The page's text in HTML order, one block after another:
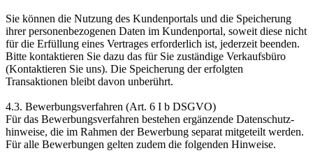
Sie können die Nutzung des Kundenportals und die Speicherung
ihrer personen­bezogenen Daten im Kundenportal, soweit diese nicht
für die Erfüllung eines Vertrages erforderlich ist, jederzeit beenden.
Bitte kontaktieren Sie dazu das für Sie zuständige Verkaufsbüro
(Kontaktieren Sie uns). Die Speicherung der erfolgten
Transaktionen bleibt davon unberührt.
4.3. Bewerbungsverfahren (Art. 6 I b DSGVO)
Für das Bewerbungsverfahren bestehen ergänzende Datenschutz­
hinweise, die im Rahmen der Bewerbung separat mitgeteilt werden.
Für alle Bewerbungen gelten zudem die folgenden Hinweise.